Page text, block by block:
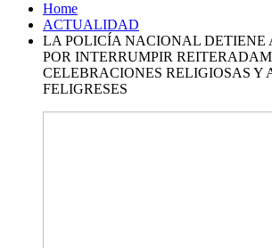
Home
ACTUALIDAD
LA POLICÍA NACIONAL DETIENE
POR INTERRUMPIR
CELEBRACIONES RELIGIOSAS Y
FELIGRESES